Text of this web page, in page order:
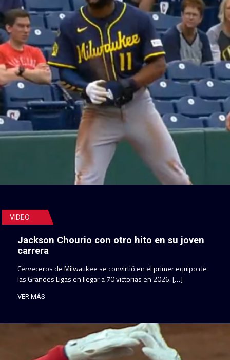
VIDEO
Jackson Chourio con otro hito en su joven
carrera
Cerveceros de Milwaukee se convirtió en el primer equipo de
las Grandes Ligas en llegar a 70 victorias en 2026. […]
VER MÁS